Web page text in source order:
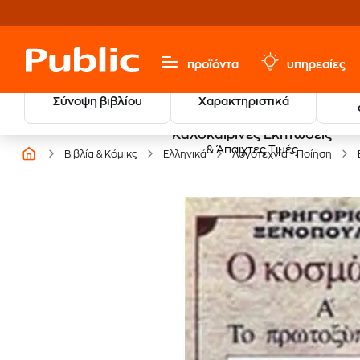
προϊόντα υπηρεσίες
Σύνοψη βιβλίου Χαρακτηριστικά
Καλοκαιρινές Εκπτώσεις
& Άπαιχτες Τιμές
Βιβλία & Κόμικς Ελληνικά Λογοτεχνία - Ποίηση